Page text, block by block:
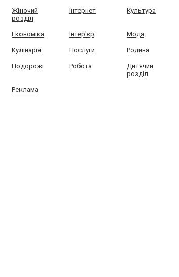
Жіночий
розділ
Інтернет Культура
Економіка Інтер'єр Мода
Кулінарія Послуги Родина
Подорожі Робота
Дитячий
розділ
Реклама